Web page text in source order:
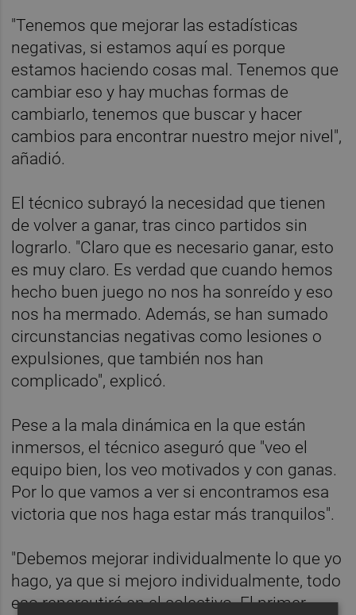
"Tenemos que mejorar las estadísticas
negativas, si estamos aquí es porque
estamos haciendo cosas mal. Tenemos que
cambiar eso y hay muchas formas de
cambiarlo, tenemos que buscar y hacer
cambios para encontrar nuestro mejor nivel",
añadió.
El técnico subrayó la necesidad que tienen
de volver a ganar, tras cinco partidos sin
lograrlo. "Claro que es necesario ganar, esto
es muy claro. Es verdad que cuando hemos
hecho buen juego no nos ha sonreído y eso
nos ha mermado. Además, se han sumado
circunstancias negativas como lesiones o
expulsiones, que también nos han
complicado", explicó.
Pese a la mala dinámica en la que están
inmersos, el técnico aseguró que "veo el
equipo bien, los veo motivados y con ganas.
Por lo que vamos a ver si encontramos esa
victoria que nos haga estar más tranquilos".
"Debemos mejorar individualmente lo que yo
hago, ya que si mejoro individualmente, todo
eso repercutirá en el colectivo. El primer